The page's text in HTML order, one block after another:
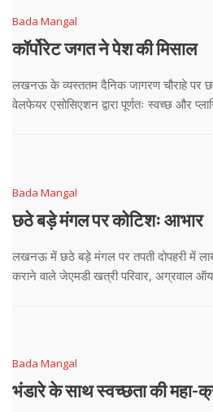
Bada Mangal
कॉर्पोरेट जगत ने पेश की मिसाल
लखनऊ के व्यस्ततम दैनिक जागरण चौराहे पर
वेलफेयर एसोसिएशन द्वारा पूर्णतः स्वच्छ और
Bada Mangal
छठे बड़े मंगल पर कोटिशः आभार
लखनऊ में छठे बड़े मंगल पर तपती दोपहरी में
कराने वाले जेएमडी खत्री परिवार, अग्रवाल
Bada Mangal
भंडारे के साथ स्वच्छता की महा-